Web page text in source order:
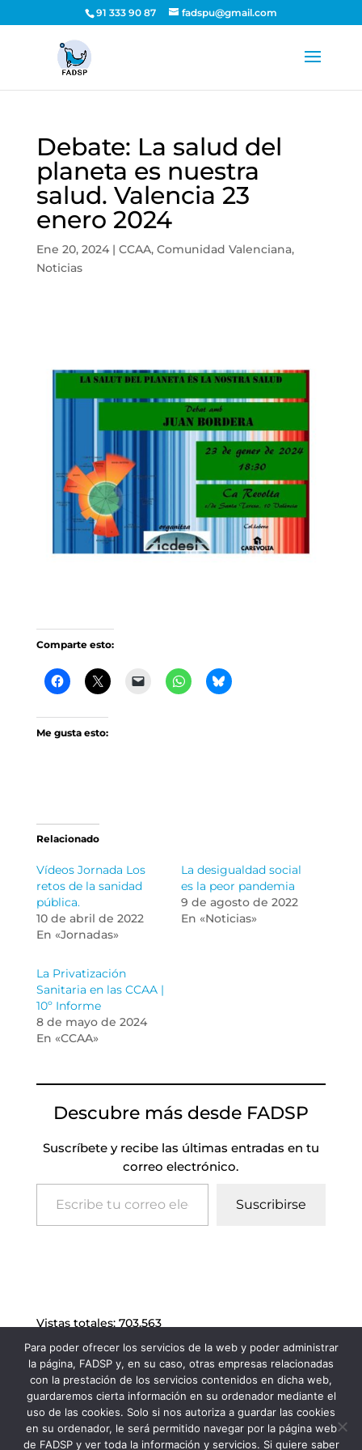
91 333 90 87 fadspu@gmail.com
Debate: La salud del
planeta es nuestra
salud. Valencia 23
enero 2024
Ene 20, 2024| CCAA, Comunidad Valenciana,
Noticias
Comparte esto:
Me gusta esto:
Relacionado
Vídeos Jornada Los
retos de la sanidad
pública.
10 de abril de 2022
En «Jornadas»
La desigualdad social
es la peor pandemia
9 de agosto de 2022
En «Noticias»
La Privatización
Sanitaria en las CCAA |
10º Informe
8 de mayo de 2024
En «CCAA»
Descubre más desde FADSP
Suscríbete y recibe las últimas entradas en tu
correo electrónico.
Escribe tu correo electrónico…
Suscribirse
Vistas totales: 703.563
Para poder ofrecer los servicios de la web y poder administrar
la página, FADSP y, en su caso, otras empresas relacionadas
con la prestación de los servicios contenidos en dicha web,
guardaremos cierta información en su ordenador mediante el
uso de las cookies. Solo si nos autoriza a guardar las cookies
en su ordenador, le será permitido navegar por la página web
de FADSP y ver toda la información y servicios. Si quiere saber